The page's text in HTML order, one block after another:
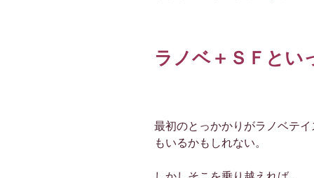
ラノベ＋ＳＦとい
最初のとっかかりがラノベテ
もいるかもしれない。